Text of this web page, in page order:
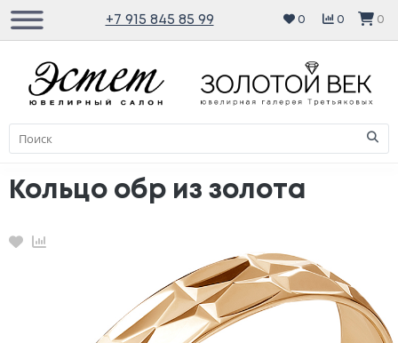
+7 915 845 85 99 0 0 0
Кольцо обр из золота
Избранное
Сравнение